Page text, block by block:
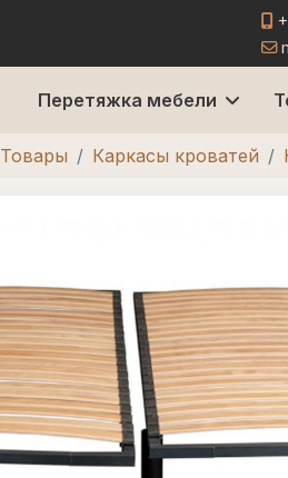
Перетяжка мебели
Товары Каркасы кроватей